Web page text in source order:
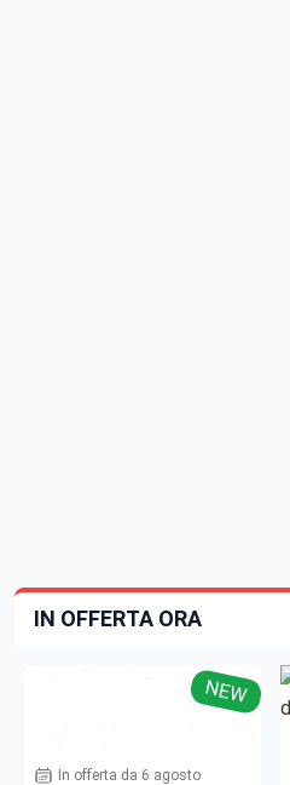
IN OFFERTA ORA
NEW
In offerta da 6 agosto